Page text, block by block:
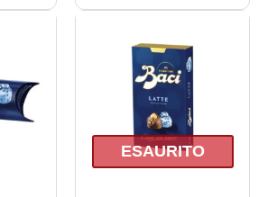
ESAURITO